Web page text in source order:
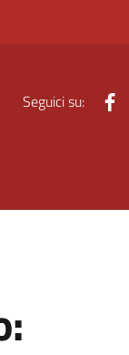
Seguici su: